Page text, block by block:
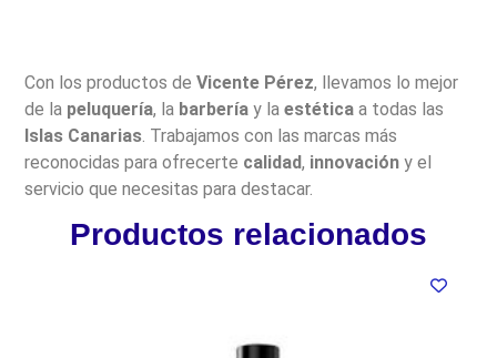
Con los productos deVicente Pérez, llevamos lo mejor
de la peluquería, la barbería y laestética a todas las
Islas Canarias . Trabajamos con las marcas más
reconocidas para ofrecerte calidad, innovación y el
servicio que necesitas para destacar.
Productos relacionados